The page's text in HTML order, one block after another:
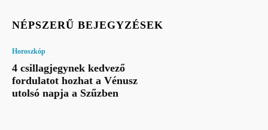
NÉPSZERŰ BEJEGYZÉSEK
Horoszkóp
4 csillagjegynek kedvező
fordulatot hozhat a Vénusz
utolsó napja a Szűzben